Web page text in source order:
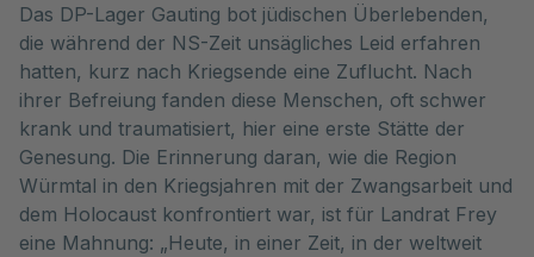
Das DP-Lager Gauting bot jüdischen Überlebenden,
die während der NS-Zeit unsägliches Leid erfahren
hatten, kurz nach Kriegsende eine Zuflucht. Nach
ihrer Befreiung fanden diese Menschen, oft schwer
krank und traumatisiert, hier eine erste Stätte der
Genesung. Die Erinnerung daran, wie die Region
Würmtal in den Kriegsjahren mit der Zwangsarbeit und
dem Holocaust konfrontiert war, ist für Landrat Frey
eine Mahnung: „Heute, in einer Zeit, in der weltweit